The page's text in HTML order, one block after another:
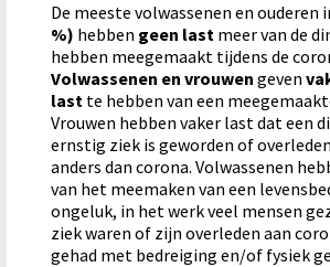
De meeste volwassenen en ouderen
%) hebben geen last meer van de
hebben meegemaakt tijdens de
Volwassenen en vrouwen geven
last te hebben van een
Vrouwen hebben vaker last dat een
ernstig ziek is geworden of
anders dan corona. Volwassenen
van het meemaken van een
ongeluk, in het werk veel mensen
ziek waren of zijn overleden aan
gehad met bedreiging en/of fysiek